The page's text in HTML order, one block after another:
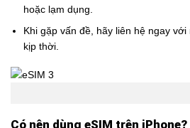
hoặc lạm dụng.
Khi gặp vấn đề, hãy liên hệ ngay
kịp thời.
Có nên dùng eSIM trên iPhone?